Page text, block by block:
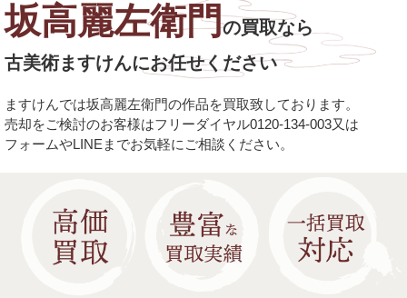
坂高麗左衛門の買取なら
古美術ますけんにお任せください
ますけんでは坂高麗左衛門の作品を買取致しております。
売却をご検討のお客様はフリーダイヤル0120-134-003又は
フォームやLINEまでお気軽にご相談ください。